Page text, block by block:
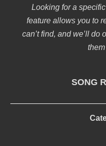
Looking for a
feature allows you to
can’t find, and we’ll do
SONG